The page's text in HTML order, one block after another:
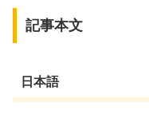
記事本文
日本語